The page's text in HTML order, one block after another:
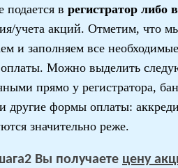
подается в регистратор либо
учета акций. Отметим, что
и заполняем все
оплаты. Можно выделить
прямо у регистратора,
другие формы оплаты:
значительно реже.
Вы получаете цену